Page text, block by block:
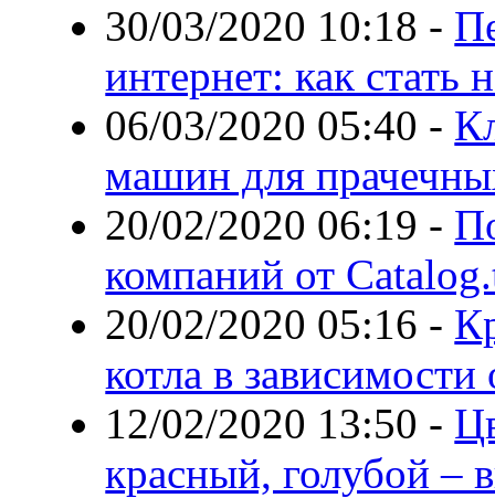
30/03/2020 10:18 -
интернет: как стать
06/03/2020 05:40 -
машин для
20/02/2020 06:19 -
компаний от
20/02/2020 05:16 -
котла в зависимости
12/02/2020 13:50 -
красный, голубой –